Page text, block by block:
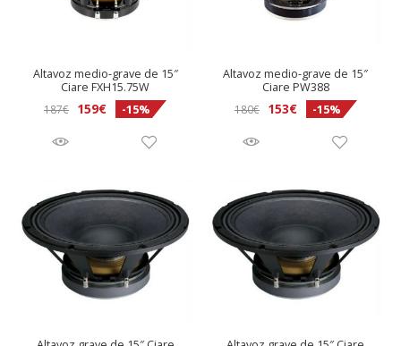
Altavoz medio-grave de 15″
Ciare FXH15.75W
187€ 159€ -15%
Altavoz medio-grave de 15″
Ciare PW388
180€
El
180€.
153€El
actual
153€.
-15%